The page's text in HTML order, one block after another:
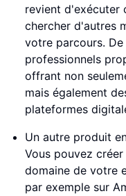
revient d'exécuter
chercher d'autres
votre parcours.
professionnels
offrant non
mais également
plateformes
Un autre produit
Vous pouvez
domaine de votre
par exemple sur